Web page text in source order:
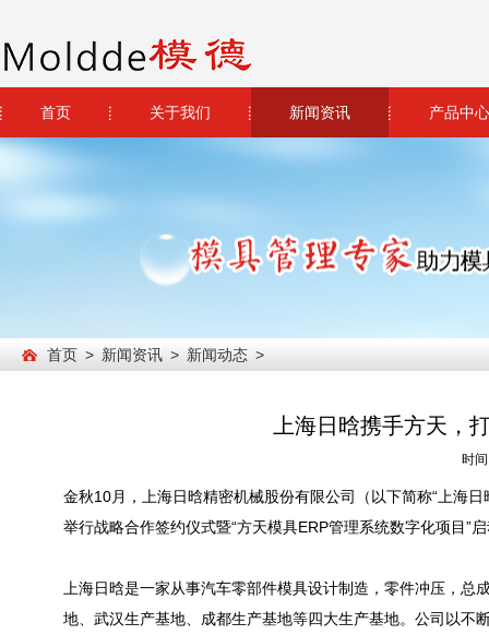
首页 关于我们 新闻资讯 产品中心
首页 > 新闻资讯 > 新闻动态 >
上海日晗携手方天，
时
金秋10月，上海日晗精密机械股份有限公司（以下简称“上海
举行战略合作签约仪式暨“方天模具ERP管理系统数字化项目”
上海日晗是一家从事汽车零部件模具设计制造，零件冲压，
地、武汉生产基地、成都生产基地等四大生产基地。公司以不